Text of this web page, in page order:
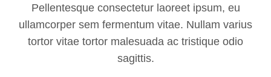
Pellentesque consectetur laoreet ipsum, eu
ullamcorper sem fermentum vitae. Nullam varius
tortor vitae tortor malesuada ac tristique odio
sagittis.